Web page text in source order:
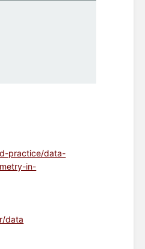
practice/data-
in-
data